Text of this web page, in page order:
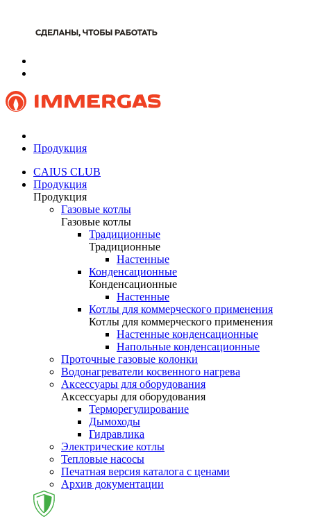
Продукция
CAIUS CLUB
Продукция
Продукция
Газовые котлы
Газовые котлы
Традиционные
Традиционные
Настенные
Конденсационные
Конденсационные
Настенные
Котлы для коммерческого применения
Котлы для коммерческого применения
Настенные конденсационные
Напольные конденсационные
Проточные газовые колонки
Водонагреватели косвенного нагрева
Аксессуары для оборудования
Аксессуары для оборудования
Терморегулирование
Дымоходы
Гидравлика
Электрические котлы
Тепловые насосы
Печатная версия каталога с ценами
Архив документации